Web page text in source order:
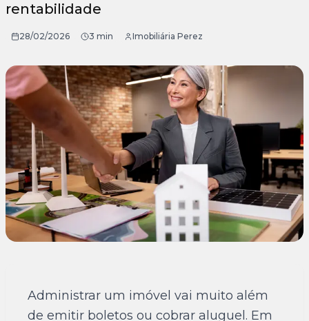
rentabilidade
28/02/2026 3 min Imobiliária Perez
Administrar um imóvel vai muito além
de emitir boletos ou cobrar aluguel. Em